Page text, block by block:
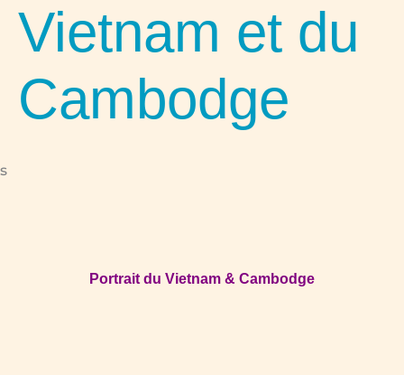
Vietnam et du
Cambodge
s
Portrait du Vietnam & Cambodge